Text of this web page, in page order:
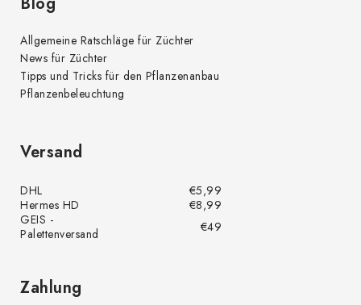
Allgemeine Ratschläge für Züchter
News für Züchter
Tipps und Tricks für den Pflanzenanbau
Pflanzenbeleuchtung
Versand
DHL
€5,99
Hermes HD
€8,99
GEIS -
Palettenversand
€49
Zahlung